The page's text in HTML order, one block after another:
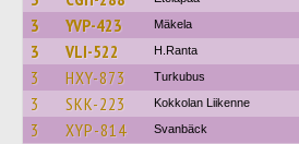
3 YVP-423 Mäkela
3 VLI-522 H.Ranta
3 HXY-873 Turkubus
3 SKK-223 Kokkolan Liikenne
3 XYP-814 Svanbäck